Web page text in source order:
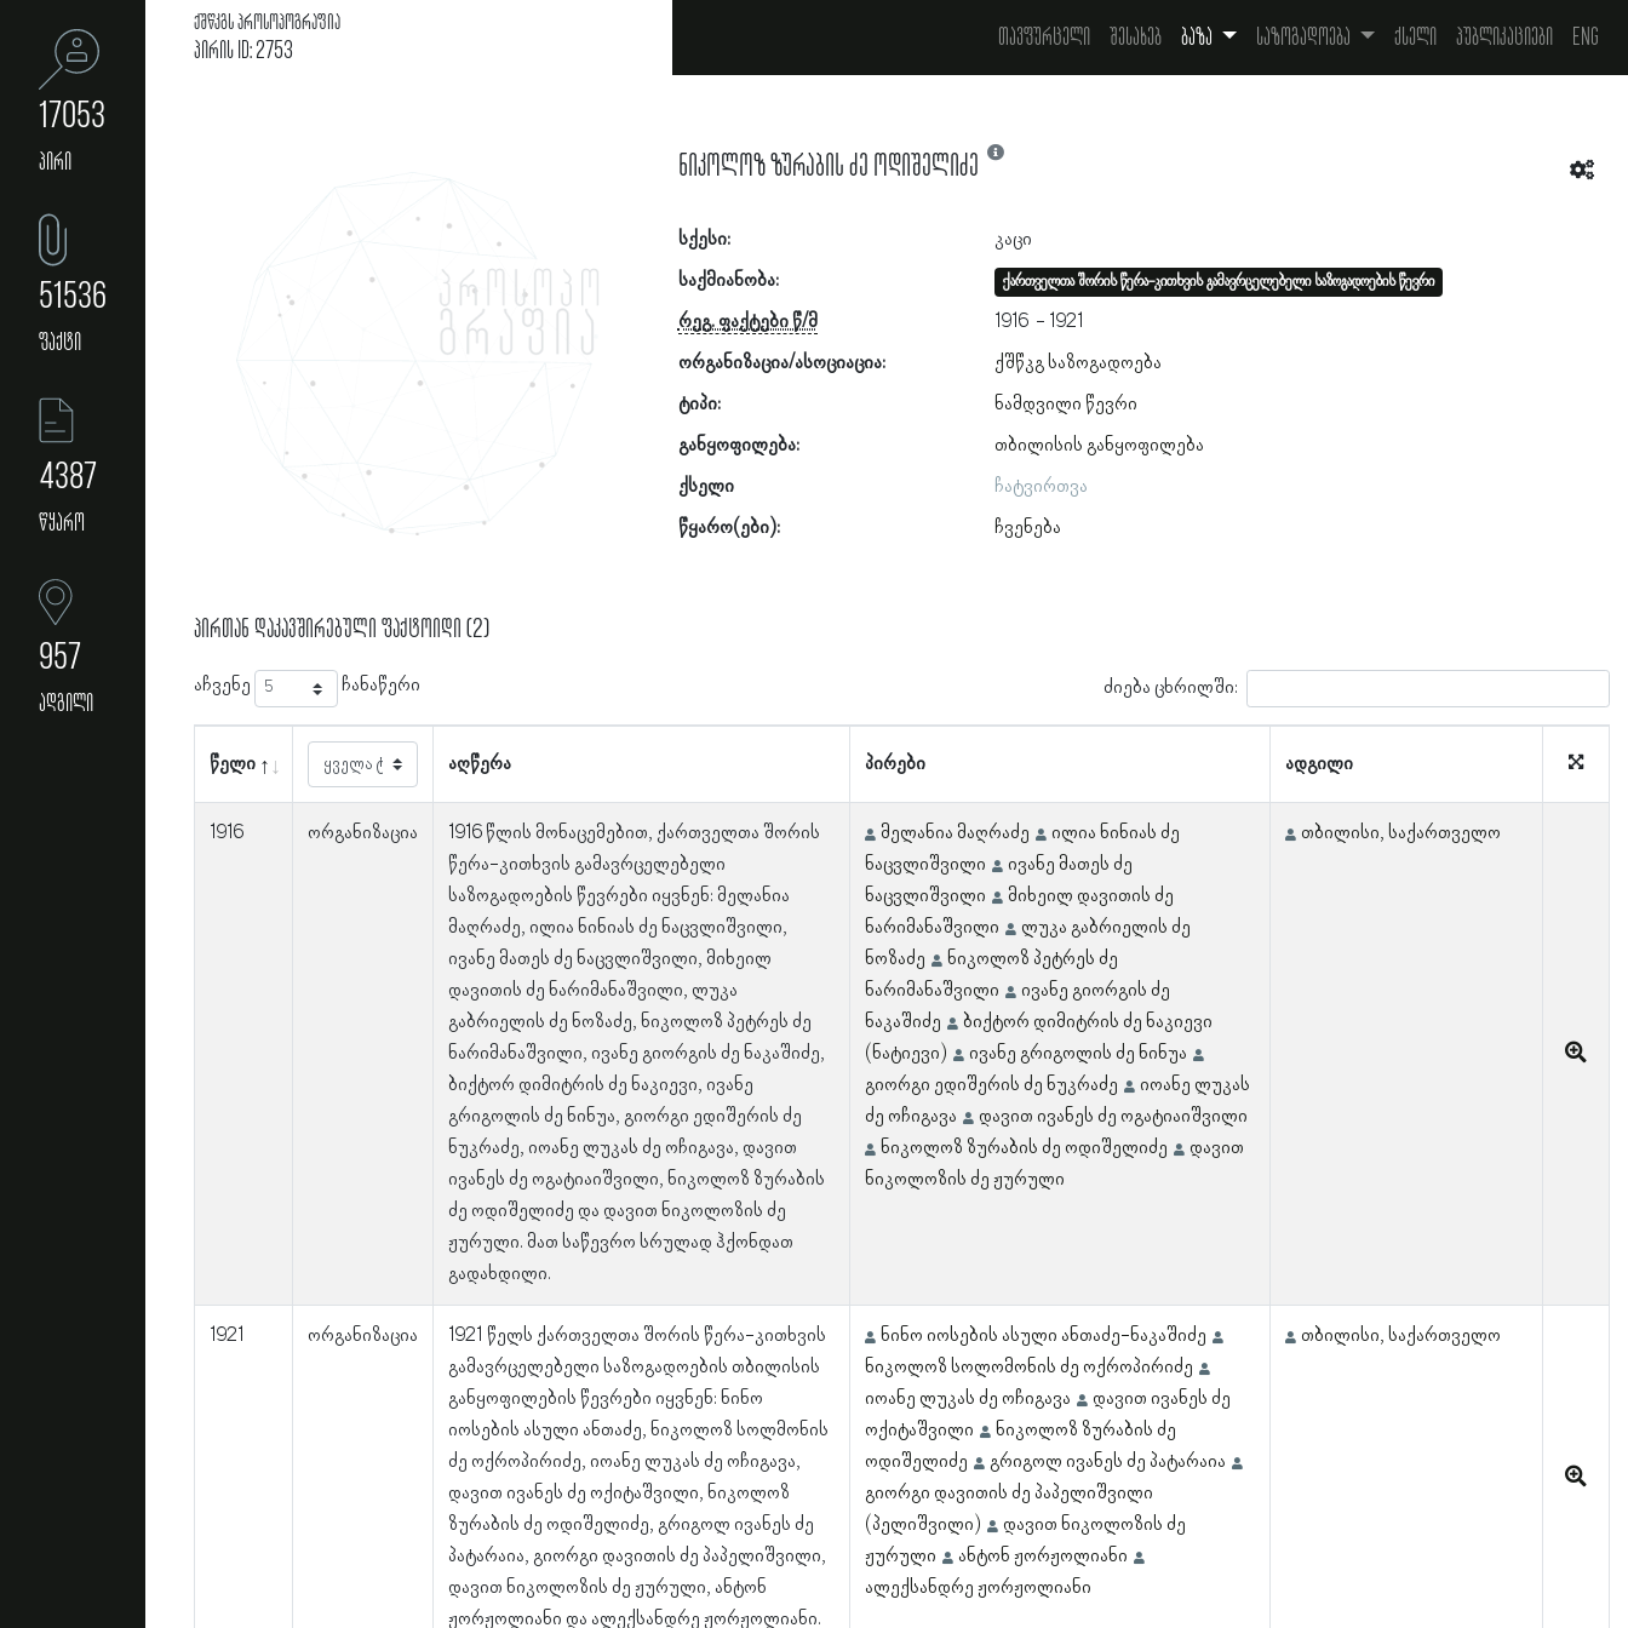
17053
პირი
51536
ფაქტი
4387
წყარო
957
ადგილი
ქშწკგს პროსოპოგრაფია
პირის ID: 2753 თავფურცელი შესახებ ბაზა საზოგადოება ქსელი პუბლიკაციები Eng
ნიკოლოზ ზურაბის ძე ოდიშელიძე
სქესი:
კაცი
საქმიანობა:
ქართველთა შორის წერა-კითხვის გამავრცელებელი საზოგადოების წევრი
რეგ. ფაქტები წ/მ 1916
1921
ორგანიზაცია/ასოციაცია:
ქშწკგ საზოგადოება
ტიპი:
ნამდვილი წევრი
განყოფილება:
თბილისის განყოფილება
ქსელი
ჩატვირთვა
წყარო(ები):
ჩვენება
პირთან დაკავშირებული ფაქტოიდი (2)
აჩვენე ჩანაწერი ძიება ცხრილში:
წელი აღწერა პირები ადგილი
1916 ორგანიზაცია
1916 წლის მონაცემებით, ქართველთა შორის
წერა-კითხვის გამავრცელებელი
საზოგადოების წევრები იყვნენ: მელანია
მაღრაძე, ილია ნინიას ძე ნაცვლიშვილი,
ივანე მათეს ძე ნაცვლიშვილი, მიხეილ
დავითის ძე ნარიმანაშვილი, ლუკა
გაბრიელის ძე ნოზაძე, ნიკოლოზ პეტრეს ძე
ნარიმანაშვილი, ივანე გიორგის ძე ნაკაშიძე,
ბიქტორ დიმიტრის ძე ნაკიევი, ივანე
გრიგოლის ძე ნინუა, გიორგი ედიშერის ძე
ნუკრაძე, იოანე ლუკას ძე ოჩიგავა, დავით
ივანეს ძე ოგატიაიშვილი, ნიკოლოზ ზურაბის
ძე ოდიშელიძე და დავით ნიკოლოზის ძე
ჟურული. მათ საწევრო სრულად ჰქონდათ
გადახდილი.
მელანია მაღრაძე
ილია ნინიას ძე
ნაცვლიშვილი
ივანე მათეს ძე
ნაცვლიშვილი
მიხეილ დავითის ძე
ნარიმანაშვილი
ლუკა გაბრიელის ძე
ნოზაძე
ნიკოლოზ პეტრეს ძე
ნარიმანაშვილი
ივანე გიორგის ძე
ნაკაშიძე
ბიქტორ დიმიტრის ძე ნაკიევი
(ნატიევი)
ივანე გრიგოლის ძე ნინუა
გიორგი ედიშერის ძე ნუკრაძე
იოანე ლუკას
ძე ოჩიგავა
დავით ივანეს ძე ოგატიაიშვილი
ნიკოლოზ ზურაბის ძე ოდიშელიძე
დავით
ნიკოლოზის ძე ჟურული
თბილისი, საქართველო
1921 ორგანიზაცია
1921 წელს ქართველთა შორის წერა-კითხვის
გამავრცელებელი საზოგადოების თბილისის
განყოფილების წევრები იყვნენ: ნინო
იოსების ასული ანთაძე, ნიკოლოზ სოლმონის
ძე ოქროპირიძე, იოანე ლუკას ძე ოჩიგავა,
დავით ივანეს ძე ოქიტაშვილი, ნიკოლოზ
ზურაბის ძე ოდიშელიძე, გრიგოლ ივანეს ძე
პატარაია, გიორგი დავითის ძე პაპელიშვილი,
დავით ნიკოლოზის ძე ჟურული, ანტონ
ჟორჟოლიანი და ალექსანდრე ჟორჟოლიანი.
ნინო იოსების ასული ანთაძე-ნაკაშიძე
ნიკოლოზ სოლომონის ძე ოქროპირიძე
იოანე ლუკას ძე ოჩიგავა
დავით ივანეს ძე
ოქიტაშვილი
ნიკოლოზ ზურაბის ძე
ოდიშელიძე
გრიგოლ ივანეს ძე პატარაია
გიორგი დავითის ძე პაპელიშვილი
(პელიშვილი)
დავით ნიკოლოზის ძე
ჟურული
ანტონ ჟორჟოლიანი
ალექსანდრე ჟორჟოლიანი
თბილისი, საქართველო